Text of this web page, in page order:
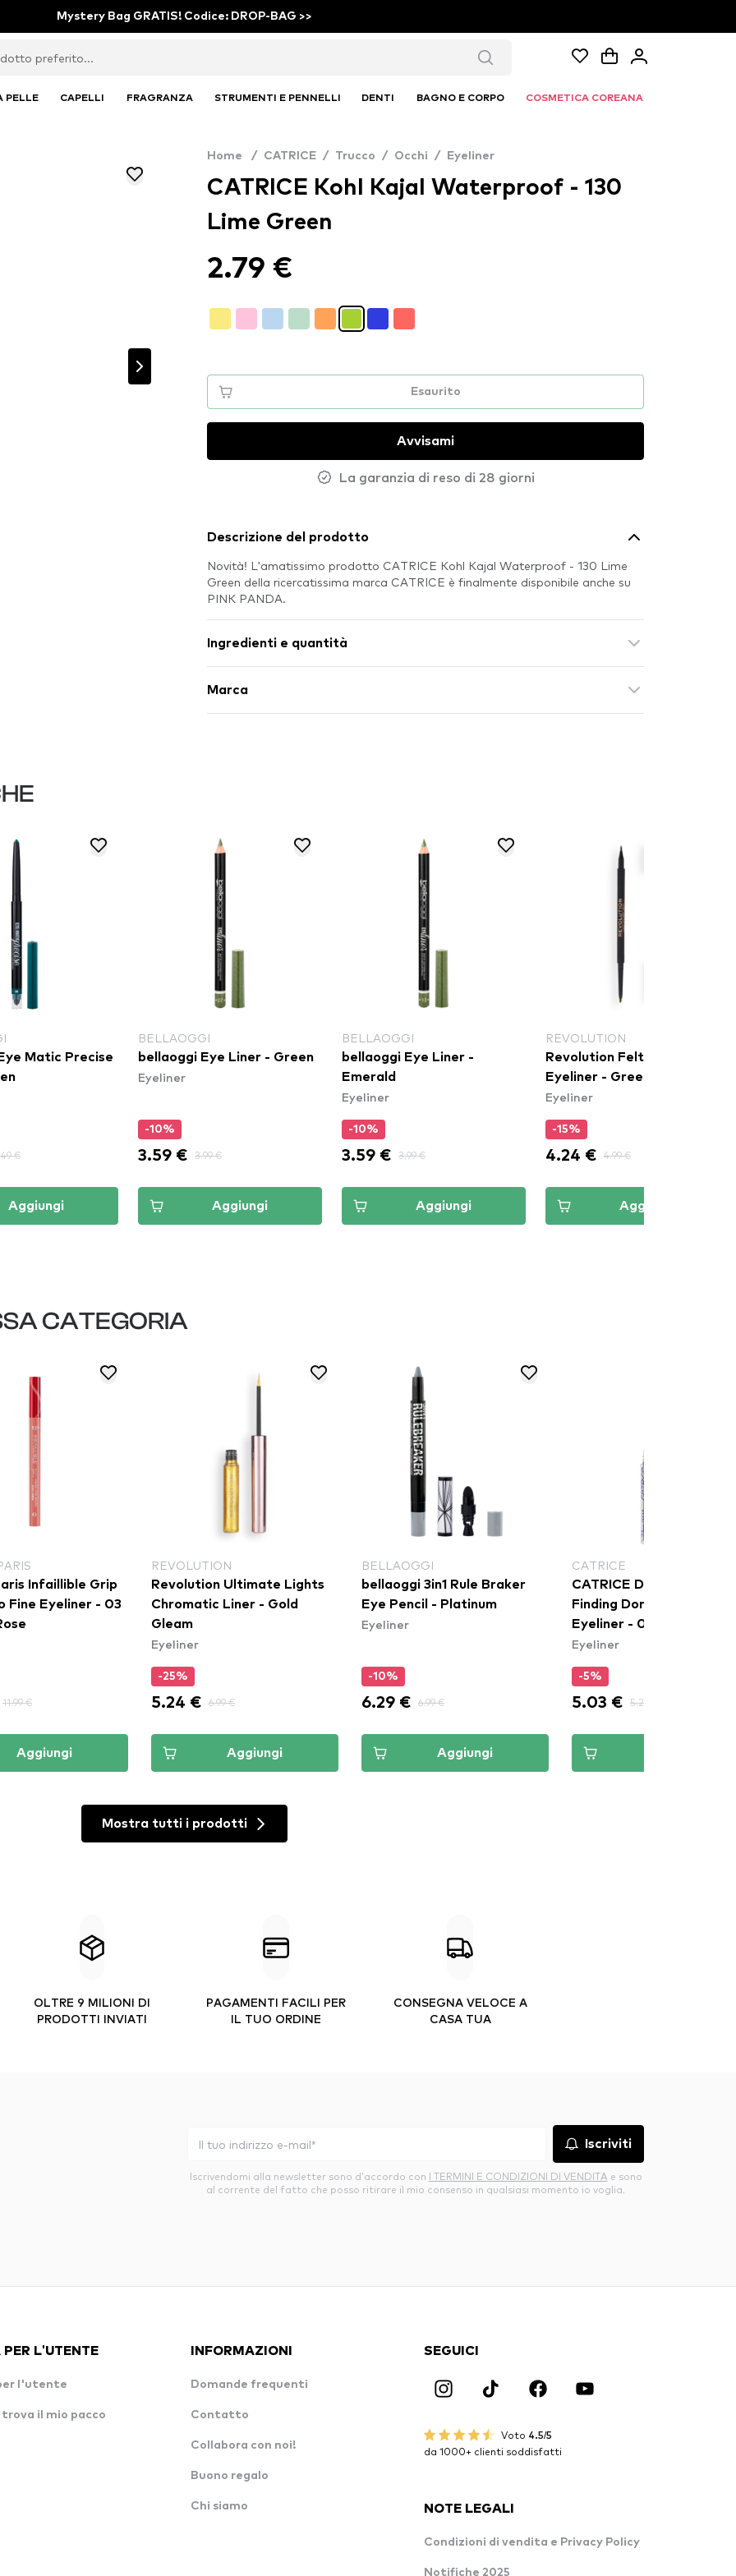
Mystery Bag GRATIS! Codice: DROP-BAG >>
PELLE CAPELLI FRAGRANZA STRUMENTI E PENNELLI DENTI BAGNO E CORPO COSMETICA COREANA
Home / CATRICE / Trucco / Occhi / Eyeliner
CATRICE Kohl Kajal Waterproof - 130
Lime Green
2.79 €
Esaurito
Avvisami
La garanzia di reso di 28 giorni
Descrizione del prodotto
Novità! L'amatissimo prodotto CATRICE Kohl Kajal Waterproof - 130 Lime
Green della ricercatissima marca CATRICE è finalmente disponibile anche su
PINK PANDA.
Ingredienti e quantità
Marca
Matic Precise
€
Aggiungi
BELLAOGGI
bellaoggi Eye Liner - Green
Eyeliner
-10%
3.59 € 3.99 €
Aggiungi
BELLAOGGI
bellaoggi Eye Liner -
Emerald
Eyeliner
-10%
3.59 € 3.99 €
Aggiungi
REVOLUTION
Revolution Felt & Kohl
Eyeliner - Green
Eyeliner
-15%
4.24 € 4.99 €
Aggiungi
CATEGORIA
Infaillible Grip
Fine Eyeliner​ - 03
11.99 €
Aggiungi
REVOLUTION
Revolution Ultimate Lights
Chromatic Liner - Gold
Gleam
Eyeliner
-25%
5.24 € 6.99 €
Aggiungi
BELLAOGGI
bellaoggi 3in1 Rule Braker
Eye Pencil - Platinum
Eyeliner
-10%
6.29 € 6.99 €
Aggiungi
CATRICE
CATRICE Disney Pixar
Finding Dory Metallic
Eyeliner - 020 Seashell
Sparkle
Eyeliner
-5%
5.03 € 5.29 €
Mostra tutti i prodotti
OLTRE 9 MILIONI DI
PRODOTTI INVIATI
PAGAMENTI FACILI PER
IL TUO ORDINE
CONSEGNA VELOCE A
CASA TUA
Iscriviti
Iscrivendomi alla newsletter sono d’accordo con I TERMINI E CONDIZIONI DI VENDITA e sono
al corrente del fatto che posso ritirare il mio consenso in qualsiasi momento io voglia.
PER L'UTENTE
l'utente
trova il mio pacco
INFORMAZIONI
Domande frequenti
Contatto
Collabora con noi!
Buono regalo
Chi siamo
SEGUICI
Voto 4.5/5
da 1000+ clienti soddisfatti
NOTE LEGALI
Condizioni di vendita e Privacy Policy
Notifiche 2025